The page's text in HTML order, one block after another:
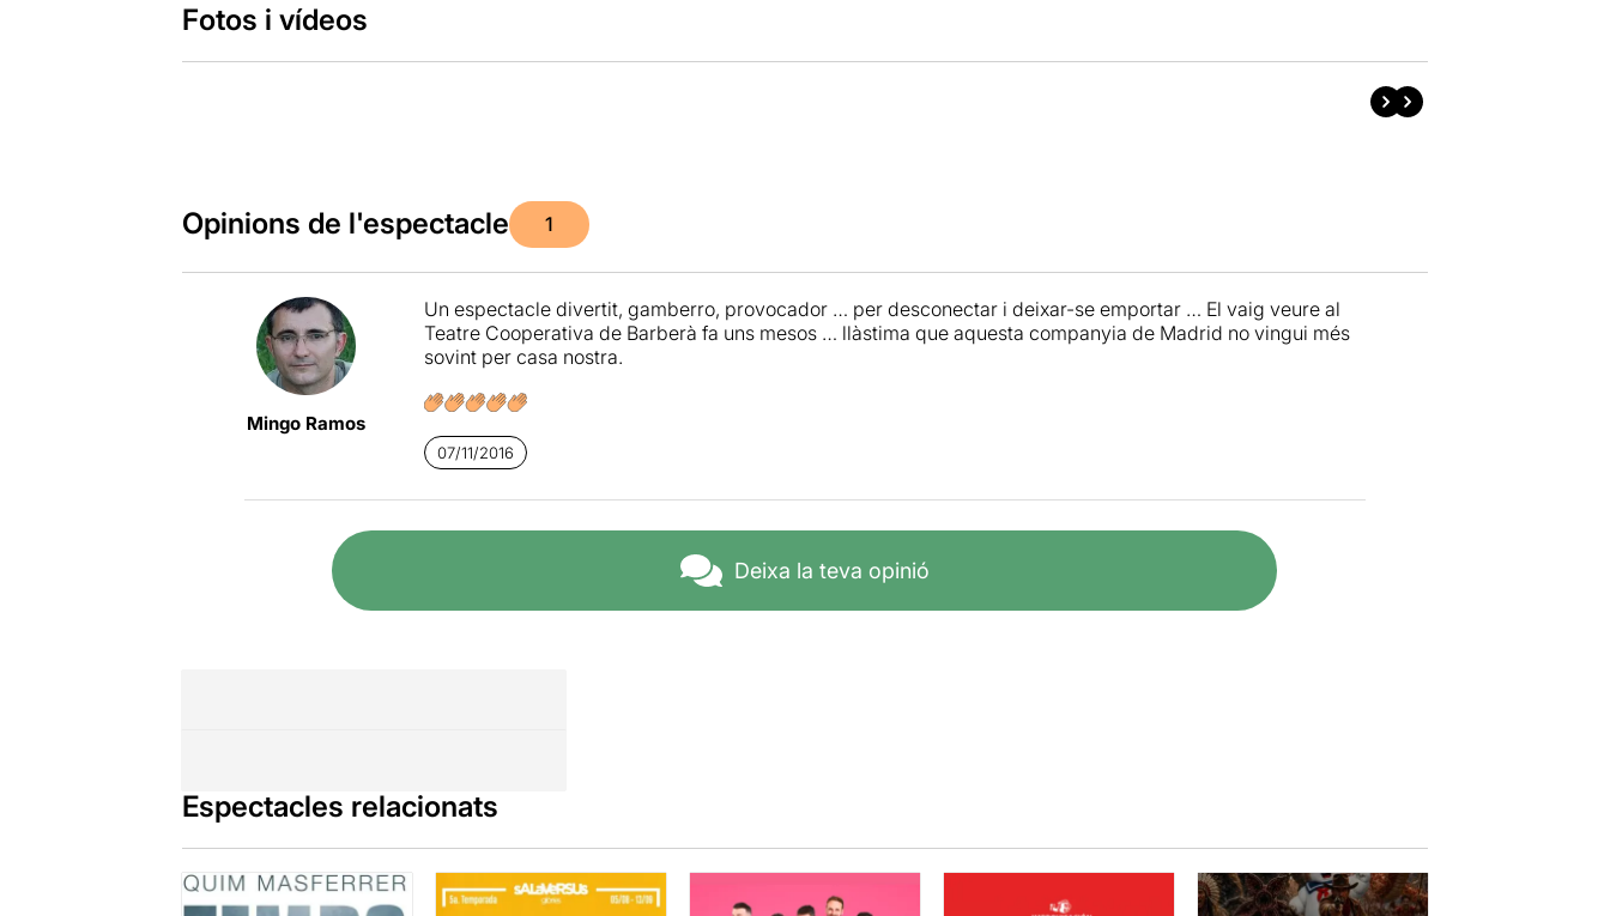
Fotos i vídeos
Opinions de l'espectacle 1
Mingo Ramos
Un espectacle divertit, gamberro, provocador … per desconectar i deixar-se emportar … El vaig veure al
Teatre Cooperativa de Barberà fa uns mesos … llàstima que aquesta companyia de Madrid no vingui més
sovint per casa nostra.
07/11/2016
Deixa la teva opinió
Espectacles relacionats